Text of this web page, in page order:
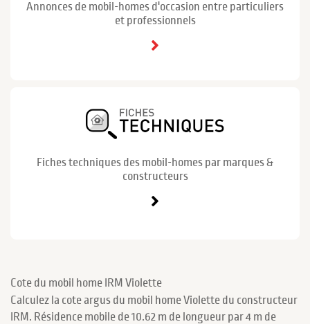
Annonces de mobil-homes d'occasion entre particuliers
et professionnels
Fiches techniques des mobil-homes par marques &
constructeurs
Cote du mobil home IRM Violette
Calculez la cote argus du mobil home Violette du constructeur
IRM. Résidence mobile de 10.62 m de longueur par 4 m de